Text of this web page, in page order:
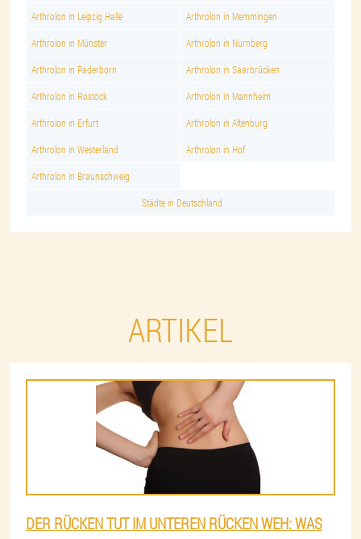
Arthrolon in Leipzig Halle Arthrolon in Memmingen
Arthrolon in Münster Arthrolon in Nürnberg
Arthrolon in Paderborn Arthrolon in Saarbrücken
Arthrolon in Rostock Arthrolon in Mannheim
Arthrolon in Erfurt Arthrolon in Altenburg
Arthrolon in Westerland Arthrolon in Hof
Arthrolon in Braunschweig
Städte in Deutschland
ARTIKEL
DER RÜCKEN TUT IM UNTEREN RÜCKEN WEH: WAS